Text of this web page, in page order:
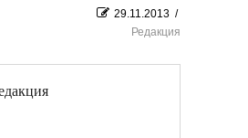
29.11.2013 /
Редакция